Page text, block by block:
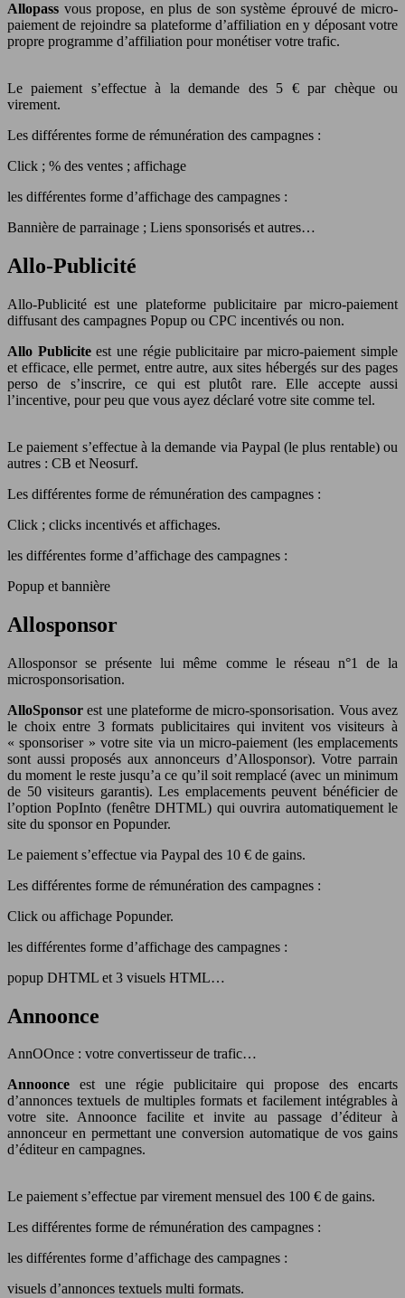
Allopass vous propose, en plus de son système éprouvé de micro-
paiement de rejoindre sa plateforme d’affiliation en y déposant votre
propre programme d’affiliation pour monétiser votre trafic.
Le paiement s’effectue à la demande des 5 € par chèque ou
virement.
Les différentes forme de rémunération des campagnes :
Click ; % des ventes ; affichage
les différentes forme d’affichage des campagnes :
Bannière de parrainage ; Liens sponsorisés et autres…
Allo-Publicité
Allo-Publicité est une plateforme publicitaire par micro-paiement
diffusant des campagnes Popup ou CPC incentivés ou non.
Allo Publiciteest une régie publicitaire par micro-paiement simple
et efficace, elle permet, entre autre, aux sites hébergés sur des pages
perso de s’inscrire, ce qui est plutôt rare. Elle accepte aussi
l’incentive, pour peu que vous ayez déclaré votre site comme tel.
Le paiement s’effectue à la demande via Paypal (le plus rentable) ou
autres : CB et Neosurf.
Les différentes forme de rémunération des campagnes :
Click ; clicks incentivés et affichages.
les différentes forme d’affichage des campagnes :
Popup et bannière
Allosponsor
Allosponsor se présente lui même comme le réseau n°1 de la
microsponsorisation.
AlloSponsor est une plateforme de micro-sponsorisation. Vous avez
le choix entre 3 formats publicitaires qui invitent vos visiteurs à
« sponsoriser » votre site via un micro-paiement (les emplacements
sont aussi proposés aux annonceurs d’Allosponsor). Votre parrain
du moment le reste jusqu’a ce qu’il soit remplacé (avec un minimum
de 50 visiteurs garantis). Les emplacements peuvent bénéficier de
l’option PopInto (fenêtre DHTML) qui ouvrira automatiquement le
site du sponsor en Popunder.
Le paiement s’effectue via Paypal des 10 € de gains.
Les différentes forme de rémunération des campagnes :
Click ou affichage Popunder.
les différentes forme d’affichage des campagnes :
popup DHTML et 3 visuels HTML…
Annoonce
AnnOOnce : votre convertisseur de trafic…
Annoonce est une régie publicitaire qui propose des encarts
d’annonces textuels de multiples formats et facilement intégrables à
votre site. Annoonce facilite et invite au passage d’éditeur à
annonceur en permettant une conversion automatique de vos gains
d’éditeur en campagnes.
Le paiement s’effectue par virement mensuel des 100 € de gains.
Les différentes forme de rémunération des campagnes :
les différentes forme d’affichage des campagnes :
visuels d’annonces textuels multi formats.